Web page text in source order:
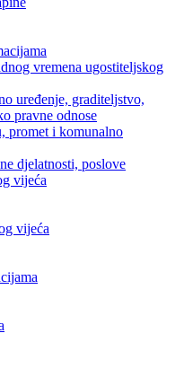
vremena ugostiteljskog
uređenje, graditeljstvo,
pravne odnose
promet i komunalno
djelatnosti, poslove
vijeća
vijeća